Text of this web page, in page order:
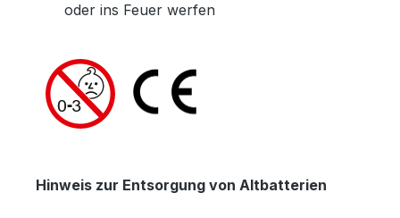
oder ins Feuer werfen
Hinweis zur Entsorgung von Altbatterien